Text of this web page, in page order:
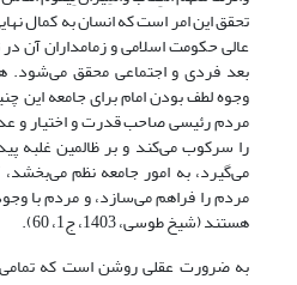
تحقق این امر است که انسان به کمال
عالی حکومت اسلامی و زمامداران آن
بعد فردی و اجتماعی محقق می‌شود.
وجوه لطف بودن امام برای جامعه این
مردم رئیسی صاحب قدرت و اختیار و
را سرکوب می‌کند و بر ظالمین غلبه
می‌گیرد، به امور جامعه نظم
مردم را فراهم می‌سازد، و مردم با
هستند (شیخ طوسی، 1403، ج1، 60).
به ضرورت عقلی روشن است که